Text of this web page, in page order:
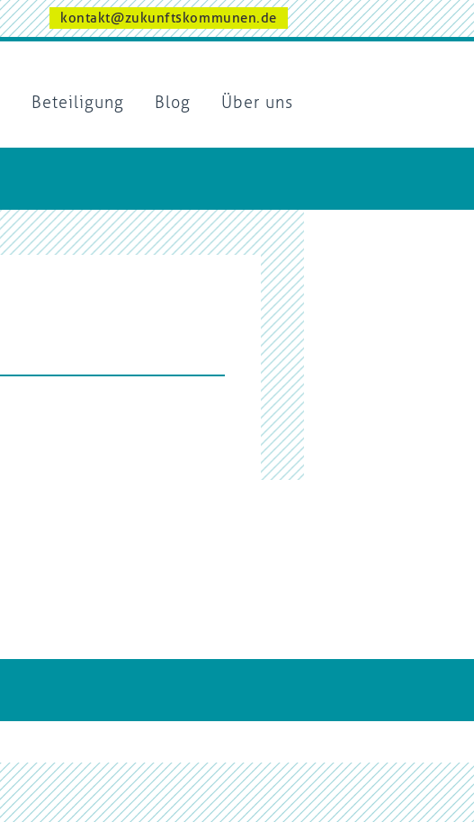
kontakt@zukunftskommunen.de
Beteiligung Blog Über uns